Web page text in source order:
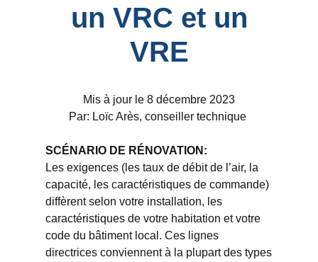
un VRC et un
VRE
Mis à jour le 8 décembre 2023
Par: Loïc Arès, conseiller technique
SCÉNARIO DE RÉNOVATION:
Les exigences (les taux de débit de l’air, la
capacité, les caractéristiques de commande)
diffèrent selon votre installation, les
caractéristiques de votre habitation et votre
code du bâtiment local. Ces lignes
directrices conviennent à la plupart des types